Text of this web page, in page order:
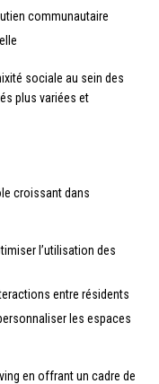
communautaire
sociale au sein des
plus variées et
croissant dans
l’utilisation des
entre résidents
les espaces
en offrant un cadre de